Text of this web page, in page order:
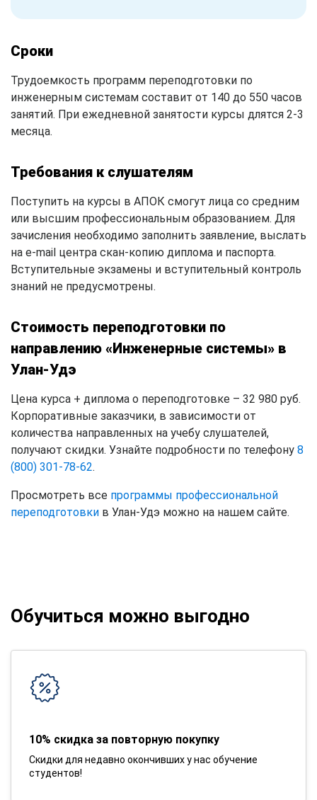
Сроки
Трудоемкость программ переподготовки по
инженерным системам составит от 140 до 550 часов
занятий. При ежедневной занятости курсы длятся 2-3
месяца.
Требования к слушателям
Поступить на курсы в АПОК смогут лица со средним
или высшим профессиональным образованием. Для
зачисления необходимо заполнить заявление, выслать
на e-mail центра скан-копию диплома и паспорта.
Вступительные экзамены и вступительный контроль
знаний не предусмотрены.
Стоимость переподготовки по
направлению «Инженерные системы» в
Улан-Удэ
Цена курса + диплома о переподготовке – 32 980 руб.
Корпоративные заказчики, в зависимости от
количества направленных на учебу слушателей,
получают скидки. Узнайте подробности по телефону 8
(800) 301-78-62.
Просмотреть все программы профессиональной
переподготовки в Улан-Удэ можно на нашем сайте.
Обучиться можно выгодно
10% скидка за повторную покупку
Скидки для недавно окончивших у нас обучение
студентов!